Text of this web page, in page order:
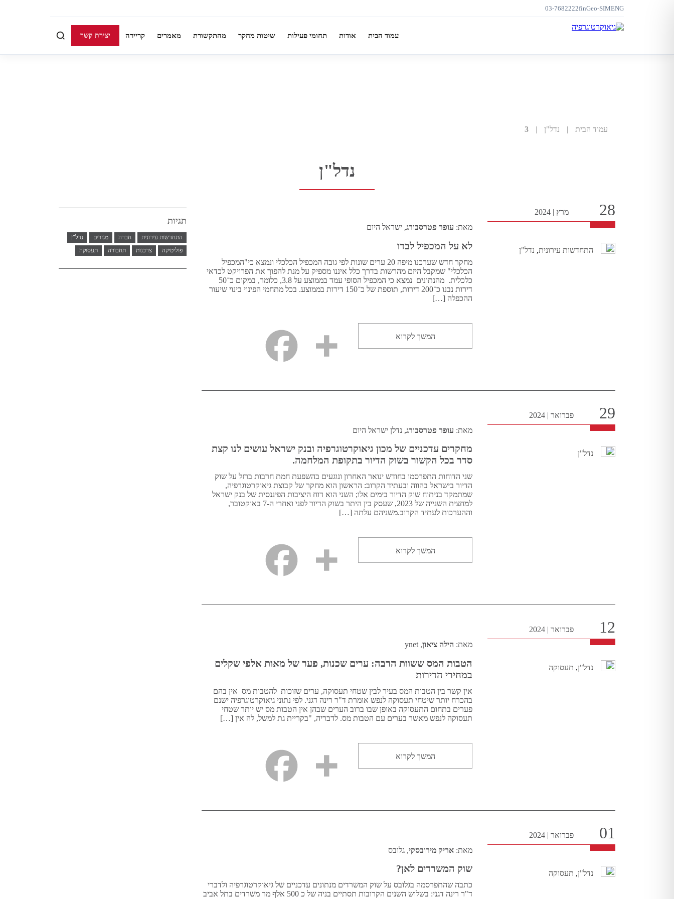
ENG
Geo-SIM
in
f
03-7682222
עמוד הבית אודות תחומי פעילות שיטות מחקר מהתקשורת מאמרים קריירה יצירת קשר
עמוד הבית | נדל"ן |
3
נדל"ן
28 מרץ |
2024
התחדשות עירונית, נדל"ן
מאת: עופר פטרסבורג, ישראל היום
לא על המכפיל לבדו
מחקר חדש שערכנו מיפה 20 ערים שונות לפי גובה המכפיל הכלכלי ונמצא כי"המכפיל
הכלכלי" שמקבל היזם מהרשות בדרך כלל איננו מספיק על מנת להפוך את הפרויקט לכדאי
כלכלית. מהנתונים נמצא כי המכפיל הסופי עמד בממוצע על 3.8, כלומר, במקום כ־50
דירות נבנו כ־200 דירות, תוספת של כ־150 דירות בממוצע. בכל מתחמי הפינוי בינוי שיעור
ההכפלה […]
המשך לקרוא
29 פברואר |
2024
נדל"ן
מאת: עופר פטרסבורג, נדלן ישראל היום
מחקרים עדכניים של מכון גיאוקרטוגרפיה ובנק ישראל עושים לנו קצת
סדר בכל הקשור בשוק הדיור בתקופת המלחמה.
שני הדוחות התפרסמו בחודש ינואר האחרון ונוגעים בהשפעת חמת חרבות ברזל על שוק
הדיור בישראל בהווה ובעתיד הקרוב: הראשון הוא מחקר של קבוצת גיאוקרטוגרפיה,
שמתמקד בניתוח שוק הדיור בימים אלו; השני הוא דוח היציבות הפיננסית של בנק ישראל
למחצית השנייה של 2023, שעסק בין היתר בשוק הדיור לפני ואחרי ה-7 באוקטובר,
וההערכות לעתיד הקרוב.משניהם עלתה […]
המשך לקרוא
12 פברואר |
2024
נדל"ן, תעסוקה
מאת: הילה ציאון, ynet
הטבות המס ששוות הרבה: ערים שכנות, פער של מאות אלפי שקלים
במחירי הדירות
אין קשר בין הטבות המס בעיר לבין שטחי תעסוקה, ערים שזוכות להטבות מס אין בהם
בהכרח יותר שיטחי תעסוקה לנפש אומרת ד"ר רינה דגני. לפי נתוני גיאוקרטוגרפיה ישנם
פערים בתחום התעסוקה באופן שבו ברוב הערים שבהן אין הטבות מס יש יותר שטחי
תעסוקה לנפש מאשר בערים עם הטבות מס. לדבריה, "בקריית גת למשל, לה אין […]
המשך לקרוא
01 פברואר |
2024
נדל"ן, תעסוקה
מאת: אריק מירובסקי, גלובס
שוק המשרדים לאן?
כתבה שהתפרסמה בגלובס על שוק המשרדים מנתונים עדכניים של גיאוקרטוגרפיה ולדברי
ד"ר רינה דגני: בשלוש השנים הקרובות תסתיים בניה של כ 500 אלף מר משרדים בתל אביב
תגיות
התחדשות עירונית חברה מגזרים
נדל"ן
פוליטיקה
צרכנות תחבורה תעסוקה